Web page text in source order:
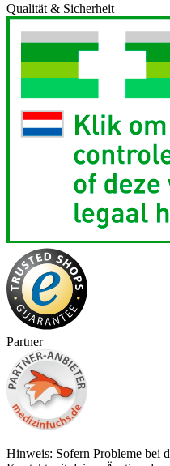
Qualität & Sicherheit
Partner
Hinweis: Sofern Probleme bei